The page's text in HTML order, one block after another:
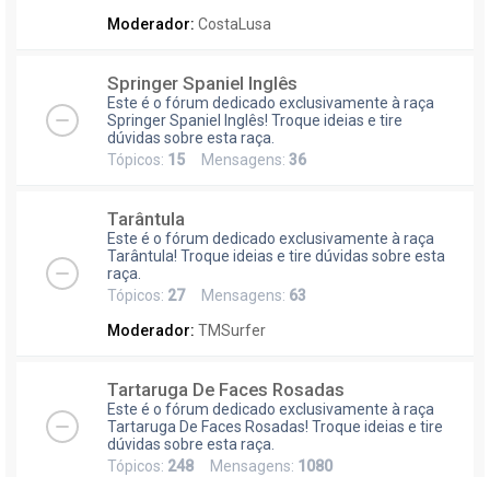
Moderador: CostaLusa
Springer Spaniel Inglês
Este é o fórum dedicado exclusivamente à raça
Springer Spaniel Inglês! Troque ideias e tire
dúvidas sobre esta raça.
Tópicos: 15 Mensagens: 36
Tarântula
Este é o fórum dedicado exclusivamente à raça
Tarântula! Troque ideias e tire dúvidas sobre esta
raça.
Tópicos: 27Mensagens: 63
Moderador: TMSurfer
Tartaruga De Faces Rosadas
Este é o fórum dedicado exclusivamente à raça
Tartaruga De Faces Rosadas! Troque ideias e tire
dúvidas sobre esta raça.
Tópicos: 248 Mensagens: 1080